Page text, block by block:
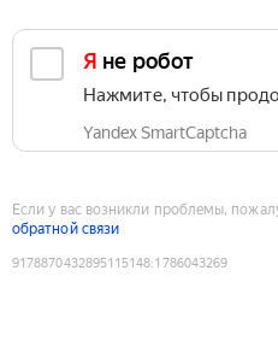
Я не робот
Нажмите, чтобы
Yandex SmartCaptcha
Если у вас возникли проблемы,
обратной связи
9178870432895115148:1786043269